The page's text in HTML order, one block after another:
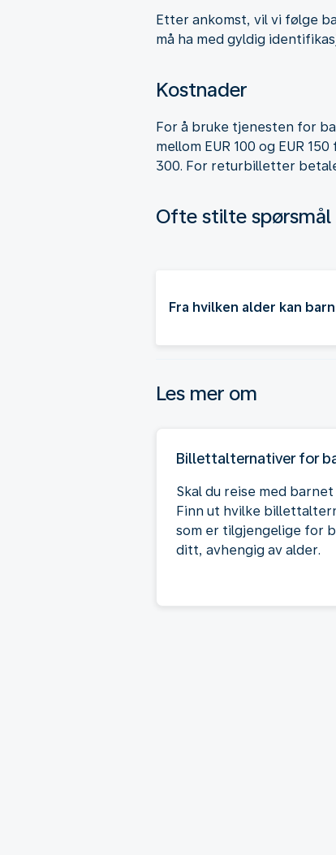
Etter ankomst, vil vi følge
må ha med gyldig
Kostnader
For å bruke tjenesten for
mellom EUR 100 og EUR
300. For returbilletter
Ofte stilte spørsmål
Fra hvilken alder kan
Les mer om
Billettalternativer for
Skal du reise med
Finn ut hvilke
som er tilgjengelige for
ditt, avhengig av alder.